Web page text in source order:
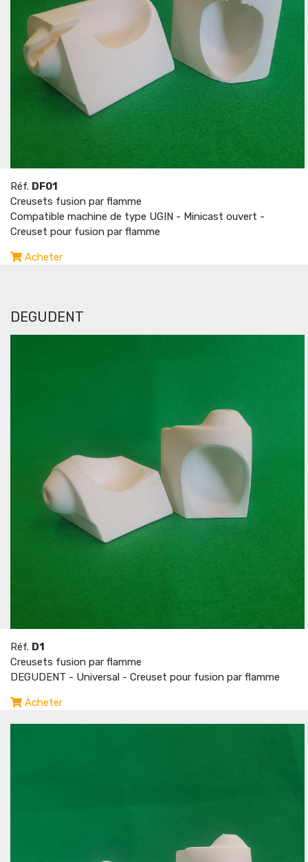
Réf. DF01
Creusets fusion par flamme
Compatible machine de type UGIN - Minicast ouvert -
Creuset pour fusion par flamme
Acheter
DEGUDENT
Réf. D1
Creusets fusion par flamme
DEGUDENT - Universal - Creuset pour fusion par flamme
Acheter